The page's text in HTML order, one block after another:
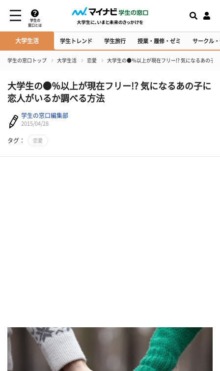
学生の
窓口とは
大学生活 学生トレンド 学生旅行 授業・履修・ゼミ サークル
学生の窓口トップ 大学生活 恋愛 大学生の●％以上が現在フリー!? 気になるあの子
大学生の●％以上が現在フリー!? 気になるあの子に
恋人がいるか調べる方法
学生の窓口編集部
2015/04/28
タグ： 恋愛